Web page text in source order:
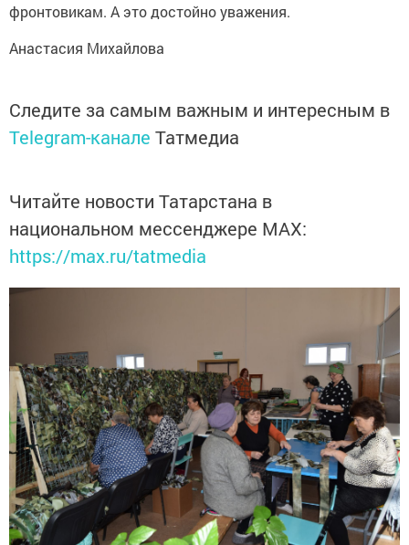
фронтовикам. А это достойно уважения.
Анастасия Михайлова
Следите за самым важным и интересным в
Telegram-канале Татмедиа
Читайте новости Татарстана в
национальном мессенджере MАХ:
https://max.ru/tatmedia